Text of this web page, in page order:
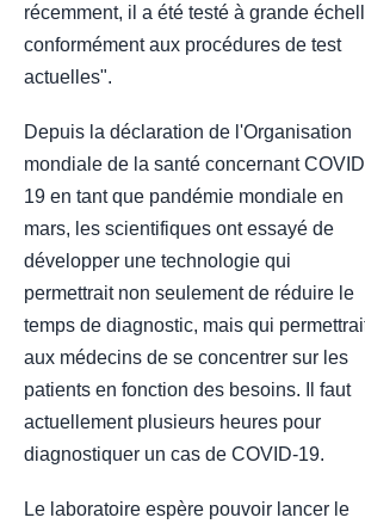
récemment, il a été testé à grande
conformément aux procédures de test
actuelles".
Depuis la déclaration de l'Organisation
mondiale de la santé concernant
19 en tant que pandémie mondiale en
mars, les scientifiques ont essayé de
développer une technologie qui
permettrait non seulement de réduire le
temps de diagnostic, mais qui
aux médecins de se concentrer sur les
patients en fonction des besoins. Il faut
actuellement plusieurs heures pour
diagnostiquer un cas de COVID-19.
Le laboratoire espère pouvoir lancer le